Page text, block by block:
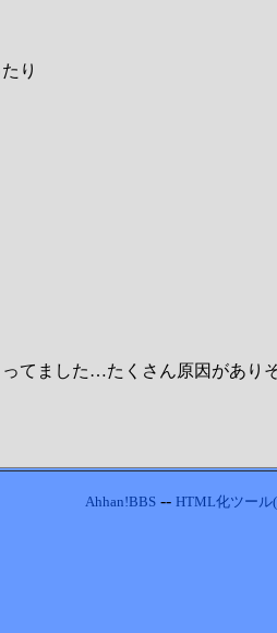
り
てました…たくさん原因があり
Ahhan!BBS -- HTML化ツール